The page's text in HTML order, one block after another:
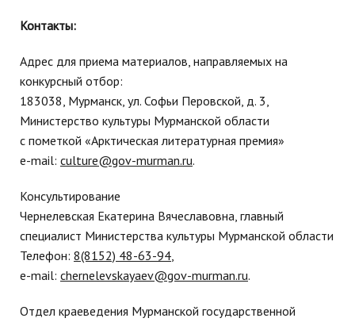
Контакты:
Адрес для приема материалов, направляемых на
конкурсный отбор:
183038, Мурманск, ул. Софьи Перовской, д. 3,
Министерство культуры Мурманской области
с пометкой «Арктическая литературная премия»
e-mail: culture@gov-murman.ru.
Консультирование
Чернелевская Екатерина Вячеславовна, главный
специалист Министерства культуры Мурманской области
Телефон: 8(8152) 48-63-94,
e-mail: chernelevskayaev@gov-murman.ru.
Отдел краеведения Мурманской государственной